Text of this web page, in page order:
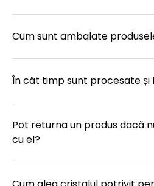
Cum sunt ambalate
În cât timp sunt procesate și
Pot returna un produs dacă
cu el?